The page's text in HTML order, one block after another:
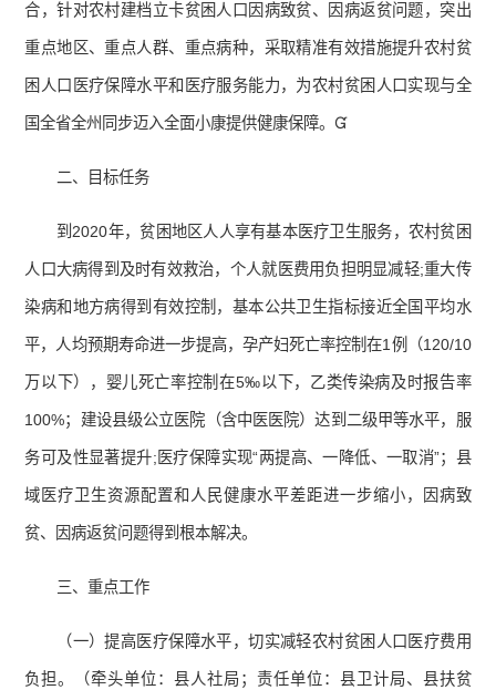
合，针对农村建档立卡贫困人口因病致贫、因病返贫问题，突出
重点地区、重点人群、重点病种，采取精准有效措施提升农村贫
困人口医疗保障水平和医疗服务能力，为农村贫困人口实现与全
国全省全州同步迈入全面小康提供健康保障。
二、目标任务
到2020年，贫困地区人人享有基本医疗卫生服务，农村贫困
人口大病得到及时有效救治，个人就医费用负担明显减轻;重大传
染病和地方病得到有效控制，基本公共卫生指标接近全国平均水
平，人均预期寿命进一步提高，孕产妇死亡率控制在1例（120/10
万以下），婴儿死亡率控制在5‰以下，乙类传染病及时报告率
100%；建设县级公立医院（含中医医院）达到二级甲等水平，服
务可及性显著提升;医疗保障实现“两提高、一降低、一取消”；县
域医疗卫生资源配置和人民健康水平差距进一步缩小，因病致
贫、因病返贫问题得到根本解决。
三、重点工作
（一）提高医疗保障水平，切实减轻农村贫困人口医疗费用
负担。（牵头单位：县人社局；责任单位：县卫计局、县扶贫